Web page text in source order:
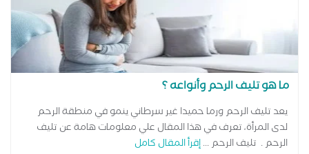
ما هو تليف الرحم وأنواعه ؟
يعد تليف الرحم ورما حميدا غير سرطاني ينمو في منطقة الرحم
لدى المرأة، تعرف في هذا المقال علي معلومات هامة عن تليف
الرحم . تليف الرحم ...إقرأ المقال كامل